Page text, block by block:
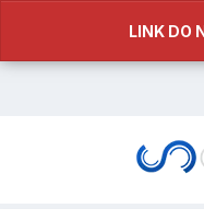
LINK DO